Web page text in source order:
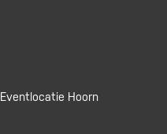
Eventlocatie Hoorn